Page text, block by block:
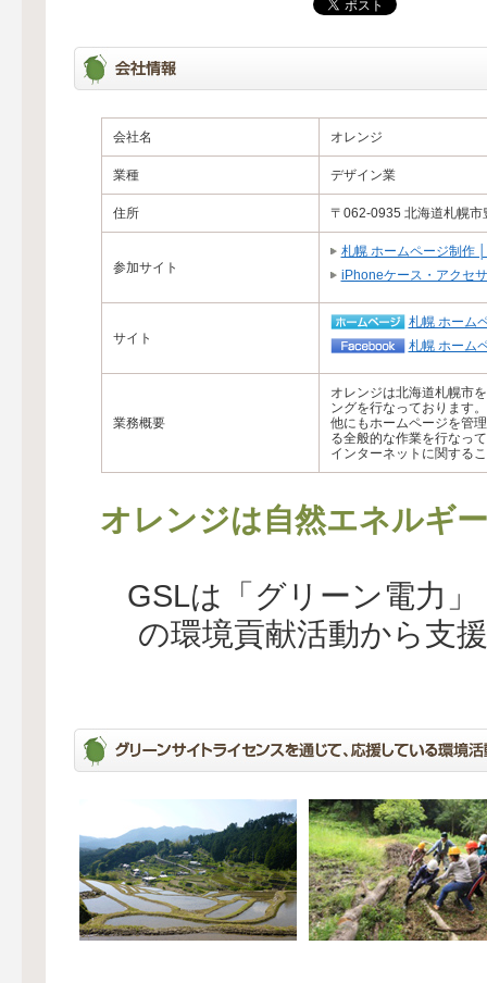
会社名 オレンジ
業種 デザイン業
住所 〒062-0935 北海道札幌
参加サイト
札幌 ホームページ制作
iPhoneケース・アクセ
サイト
札幌 ホーム
札幌 ホーム
業務概要
オレンジは北海道札幌市
ングを行なっております。
他にもホームページを管
る全般的な作業を行なっ
インターネットに関する
オレンジは自然エネルギ
GSLは「グリーン電力
の環境貢献活動から支